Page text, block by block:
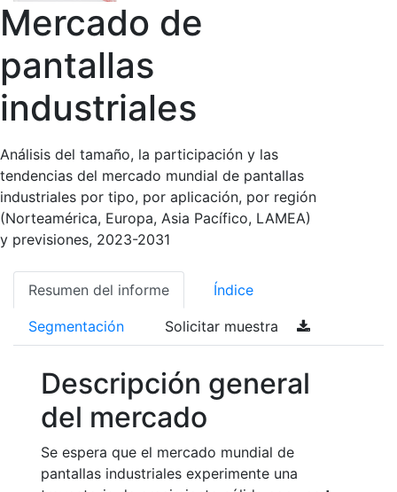
Mercado de
pantallas
industriales
Análisis del tamaño, la participación y las
tendencias del mercado mundial de pantallas
industriales por tipo, por aplicación, por región
(Norteamérica, Europa, Asia Pacífico, LAMEA)
y previsiones, 2023-2031
Resumen del informe Índice
Segmentación Solicitar muestra
Descripción general
del mercado
Se espera que el mercado mundial de
pantallas industriales experimente una